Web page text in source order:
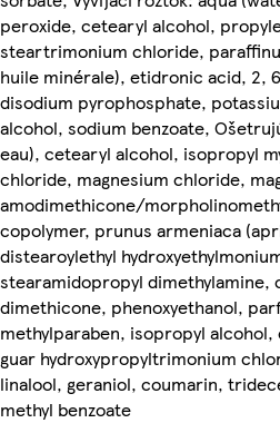
peroxide, cetearyl alcohol,
steartrimonium chloride,
huile minérale), etidronic acid, 2,
disodium pyrophosphate,
alcohol, sodium benzoate,
eau), cetearyl alcohol, isopropyl
chloride, magnesium chloride,
amodimethicone/
copolymer, prunus armeniaca
distearoylethyl
stearamidopropyl
dimethicone, phenoxyethanol,
methylparaben, isopropyl
guar hydroxypropyltrimonium
linalool, geraniol, coumarin,
methyl benzoate